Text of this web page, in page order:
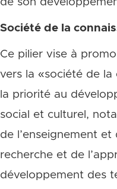
Société de la
Ce pilier vise à
vers la «société de la
la priorité au
social et culturel,
de l’enseignement
recherche et de
développement des